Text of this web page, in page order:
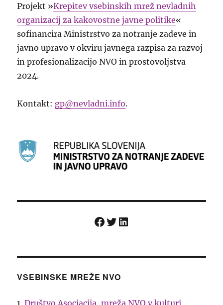
Projekt »Krepitev vsebinskih mrež nevladnih
organizacij za kakovostne javne politike«
sofinancira Ministrstvo za notranje zadeve in
javno upravo v okviru javnega razpisa za razvoj
in profesionalizacijo NVO in prostovoljstva
2024.
Kontakt: gp@nevladni.info.
Facebook
Twitter
LinkedIn
VSEBINSKE MREŽE NVO
1.Društvo Asociacija, mreža NVO v kulturi